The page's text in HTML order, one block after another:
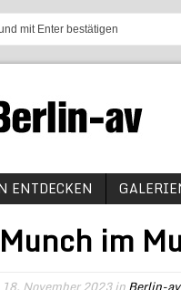
ENTDECKEN
im